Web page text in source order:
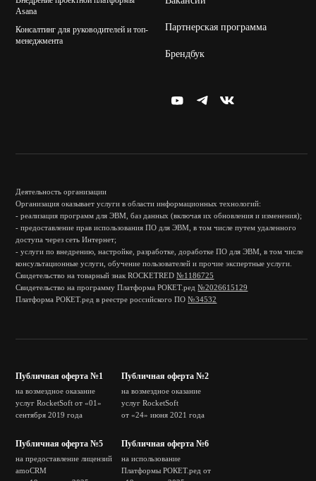
Asana
Консалтинг для руководителей и топ-
менеджмента
Партнерская программа
Брендбук
Деятельность организации
Организация оказывает услуги в области информационных технологий:
- реализация программ для ЭВМ, баз данных (включая их обновления и изменения);
- предоставление прав использования ПО для ЭВМ, в том числе путем удаленного
доступа через сеть Интернет;
- услуги по внедрению, настройке, разработке, доработке ПО для ЭВМ, в том числе
консультационные услуги, обучение пользователей и прочие экспертные услуги.
Свидетельство на товарный знак ROCKETRED№1186725
Свидетельство на программу Платформа РОКЕТ.ред№2026615129
Платформа РОКЕТ.ред в реестре российского ПО№34532
Публичная оферта №1
на возмездное оказание
услуг RocketSoft от «01»
сентября 2019 года
Публичная оферта №2
на возмездное оказание
услуг RocketSoft
от «24» июня 2021 года
Публичная оферта №5
на предоставление лицензий
amoCRM
Публичная оферта №6
на использование
Платформы РОКЕТ.ред от